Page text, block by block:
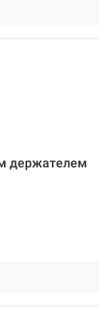
держателем